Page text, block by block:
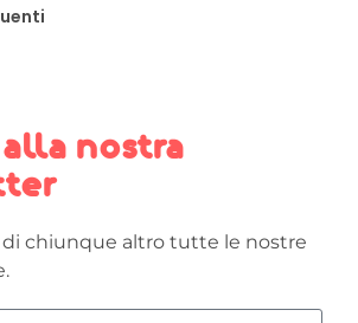
nostra
di chiunque altro tutte le nostre